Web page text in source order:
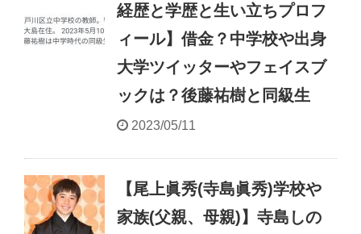
経歴と学歴と生い立ちプロフ
ィール】借金？中学校や出身
大学ツイッターやフェイスブ
ックは？後藤祐樹と同級生
2023/05/11
【尾上眞秀(寺島眞秀)学校や
家族(父親、母親)】寺島しの